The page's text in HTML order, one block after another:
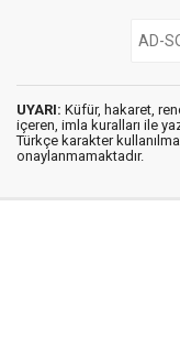
UYARI: Küfür, hakaret,
içeren, imla kuralları ile
Türkçe karakter
onaylanmamaktadır.